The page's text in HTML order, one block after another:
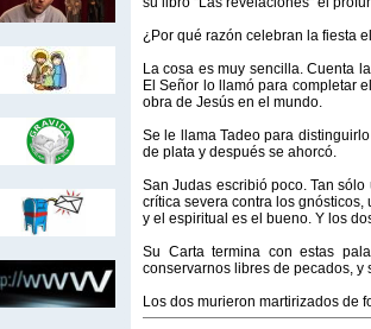
¿Por qué razón celebran la fiesta
La cosa es muy sencilla. Cuenta
El Señor lo llamó para completar
obra de Jesús en el mundo.
Se le llama Tadeo para
de plata y después se ahorcó.
San Judas escribió poco. Tan
crítica severa contra los
y el espiritual es el bueno. Y los
Su Carta termina con estas
conservarnos libres de pecados,
Los dos murieron martirizados de